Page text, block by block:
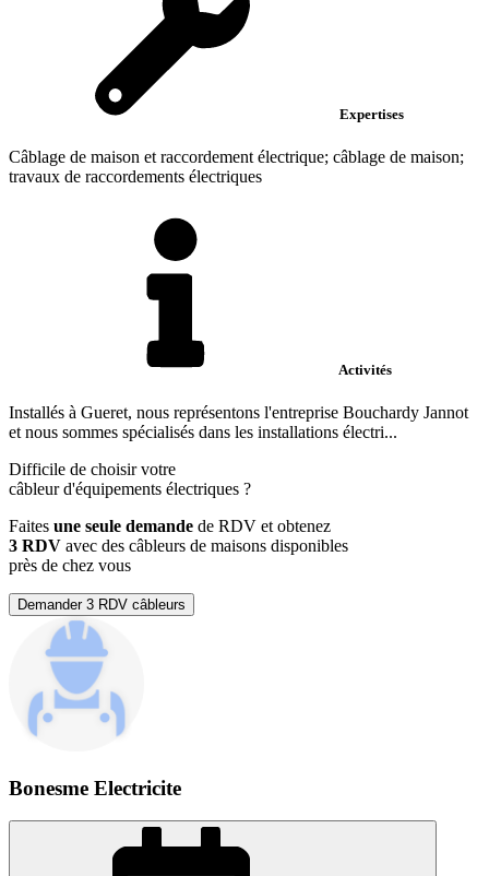
Expertises
Câblage de maison et raccordement électrique; câblage de maison;
travaux de raccordements électriques
Activités
Installés à Gueret, nous représentons l'entreprise Bouchardy Jannot
et nous sommes spécialisés dans les installations électri...
Difficile de choisir votre
câbleur d'équipements électriques ?
Faites une seule demande de RDV et obtenez
3 RDV avec des câbleurs de maisons disponibles
près de chez vous
Demander 3 RDV câbleurs
Bonesme Electricite